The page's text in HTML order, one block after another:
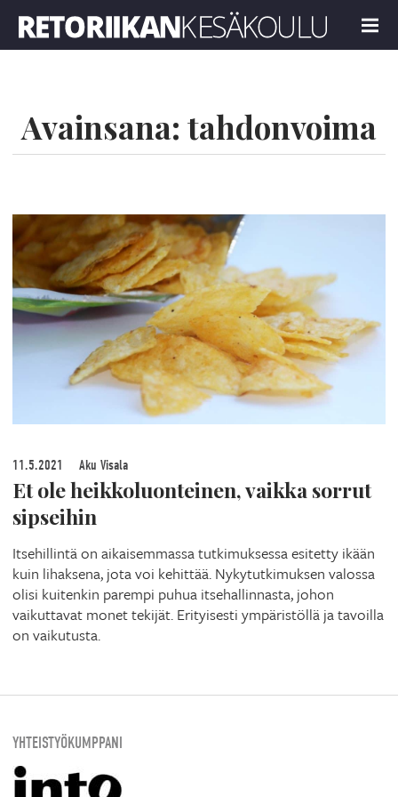
MENU
Avainsana: tahdonvoima
11.5.2021 Aku Visala
Et ole heikkoluonteinen, vaikka sorrut
sipseihin
Itsehillintä on aikaisemmassa tutkimuksessa esitetty ikään
kuin lihaksena, jota voi kehittää. Nykytutkimuksen valossa
olisi kuitenkin parempi puhua itsehallinnasta, johon
vaikuttavat monet tekijät. Erityisesti ympäristöllä ja tavoilla
on vaikutusta.
YHTEISTYÖKUMPPANI